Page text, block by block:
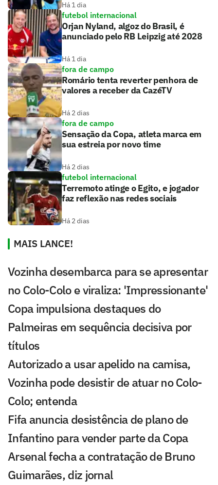
Há 1 dia
futebol internacional
Orjan Nyland, algoz do Brasil, é
anunciado pelo RB Leipzig até 2028
Há 1 dia
fora de campo
Romário tenta reverter penhora de
valores a receber da CazéTV
Há 2 dias
fora de campo
Sensação da Copa, atleta marca em
sua estreia por novo time
Há 2 dias
futebol internacional
Terremoto atinge o Egito, e jogador
faz reflexão nas redes sociais
Há 2 dias
MAIS LANCE!
Vozinha desembarca para se apresentar
no Colo-Colo e viraliza: 'Impressionante'
Copa impulsiona destaques do
Palmeiras em sequência decisiva por
títulos
Autorizado a usar apelido na camisa,
Vozinha pode desistir de atuar no Colo-
Colo; entenda
Fifa anuncia desistência de plano de
Infantino para vender parte da Copa
Arsenal fecha a contratação de Bruno
Guimarães, diz jornal